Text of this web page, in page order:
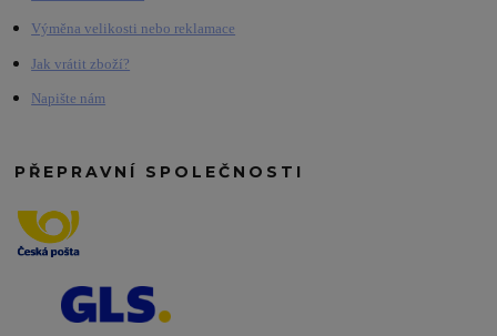
Výměna velikosti nebo reklamace
Jak vrátit zboží?
Napište nám
PŘEPRAVNÍ SPOLEČNOSTI